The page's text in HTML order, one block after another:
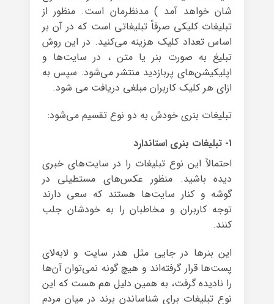
شان خواهد آمد ) مدنظرمان است. منظور از
تبلیغات کلیکی صرفاً تبلیغاتی است که در آن بر
اساس تعداد کلیک هزینه می‌کنید. در این روش
تبلیغ به صورت بنر یا متن ، در سایت‌ها و
اپلیکیشن‌های پربازدید منتشر می‌شود. سپس به
ازای هر کلیک کاربران مبلغی دریافت می شود.
تبلیغات بنری خودش به دو نوع تقسیم می‌شود:
۱- تبلیغات بنری استاندارد
احتمالاً این نوع تبلیغات را در سایت‌های خبری
دیده باشید. منظور عکس‌های مستطیلی در
گوشه و کنار سایت‌ها هستند که سعی دارند
توجه کاربران و مخاطبان را به خودشان جلب
کنند.
این بنرها در جایی مثل هدر سایت و لابه‌لای
پست‌‌‌ها قرار گرفته‌اند و هیچ‌ گونه نمی‌توان آن‌ها
را نادیده گرفت، به همین دلیل هم هست که این
نوع تبلیغات برای شناساندن برند در میان مردم